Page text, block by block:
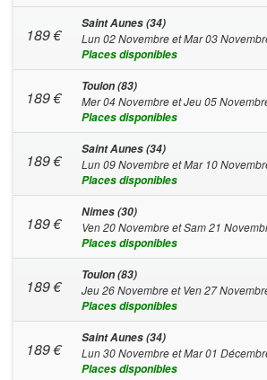
189€
Saint Aunes (34)
Lun 02 Novembre et Mar 03
Places disponibles
189€
Toulon (83)
Mer 04 Novembre et Jeu 05
Places disponibles
189€
Saint Aunes (34)
Lun 09 Novembre et Mar 10
Places disponibles
189€
Nimes (30)
Ven 20 Novembre et Sam 21
Places disponibles
189€
Toulon (83)
Jeu 26 Novembre et Ven 27
Places disponibles
189€
Saint Aunes (34)
Lun 30 Novembre et Mar 01
Places disponibles